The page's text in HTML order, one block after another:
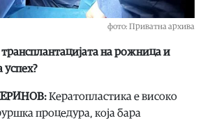
фото: Приватна архива
на рожница и
успех?
Кератопластика е високо
процедура, која бара